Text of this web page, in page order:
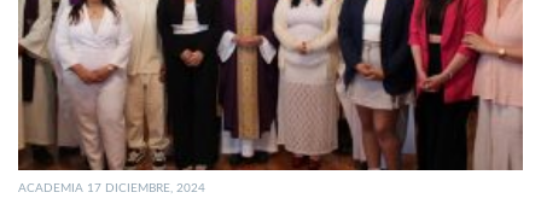
ACADEMIA 17 DICIEMBRE, 2024